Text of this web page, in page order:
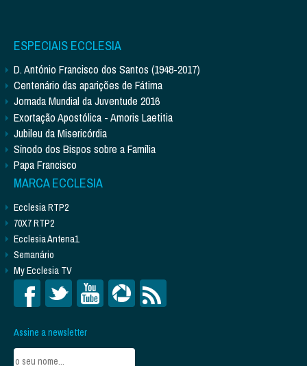
ESPECIAIS ECCLESIA
D. António Francisco dos Santos (1948-2017)
Centenário das aparições de Fátima
Jornada Mundial da Juventude 2016
Exortação Apostólica - Amoris Laetitia
Jubileu da Misericórdia
Sínodo dos Bispos sobre a Família
Papa Francisco
MARCA ECCLESIA
Ecclesia RTP2
70X7 RTP2
Ecclesia Antena1
Semanário
My Ecclesia TV
Assine a newsletter